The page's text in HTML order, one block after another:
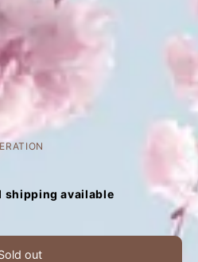
shipping available
out